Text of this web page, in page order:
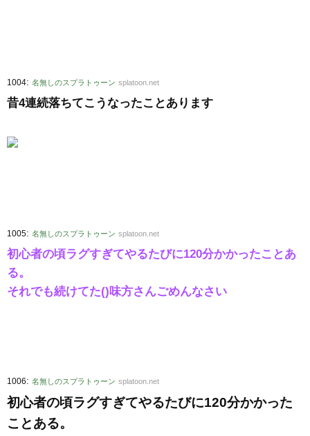
1004: 名無しのスプラトゥーン splatoon.net
昔4連続落ちてこうなったことあります
1005: 名無しのスプラトゥーン splatoon.net
初心者の頃ラグすぎてやるたびに120分かかったことあ
る。
それでも続けてた()味方さんごめんなさい
1006: 名無しのスプラトゥーン splatoon.net
初心者の頃ラグすぎてやるたびに120分かかった
ことある。